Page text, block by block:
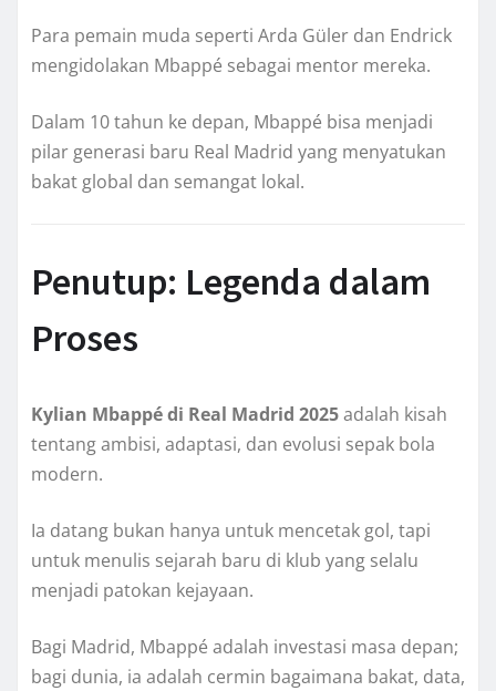
Para pemain muda seperti Arda Güler dan Endrick
mengidolakan Mbappé sebagai mentor mereka.
Dalam 10 tahun ke depan, Mbappé bisa menjadi
pilar generasi baru Real Madrid yang menyatukan
bakat global dan semangat lokal.
Penutup: Legenda dalam
Proses
Kylian Mbappé di Real Madrid 2025adalah kisah
tentang ambisi, adaptasi, dan evolusi sepak bola
modern.
Ia datang bukan hanya untuk mencetak gol, tapi
untuk menulis sejarah baru di klub yang selalu
menjadi patokan kejayaan.
Bagi Madrid, Mbappé adalah investasi masa depan;
bagi dunia, ia adalah cermin bagaimana bakat, data,